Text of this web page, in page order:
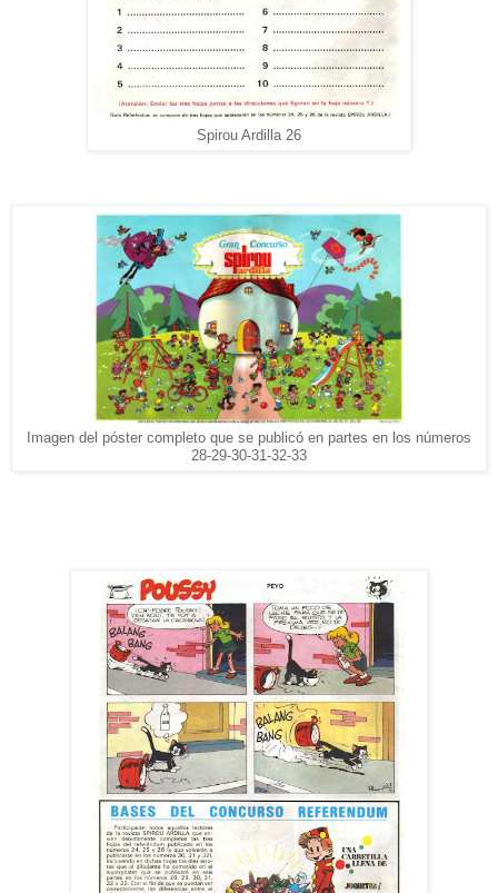
Spirou Ardilla 26
Imagen del póster completo que se publicó en partes en los números
28-29-30-31-32-33